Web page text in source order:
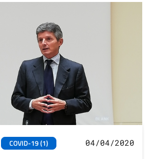
COVID-19 (1) 04/04/2020